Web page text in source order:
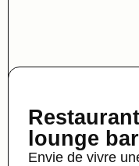
lounge
Envie de vivre